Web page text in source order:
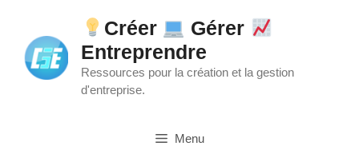
contenu
Créer
Gérer
Entreprendre
Ressources pour la création et la gestion
d'entreprise.
Menu